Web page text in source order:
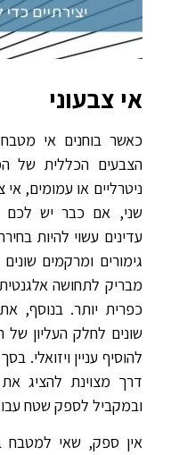
אי צבעוני
כאשר בוחנים אי
הצבעים הכללית של
ניטרליים או עמומים, אי
שני, אם כבר יש לכם
עדינים עשוי להיות
גימורים ומרקמים שונים
מבריק לתחושה אלגנטית
כפרית יותר. בנוסף,
שונים לחלק העליון של
להוסיף עניין ויזואלי.
דרך מצוינת להציג
ובמקביל לספק שטח
אין ספק, שאי למטבח